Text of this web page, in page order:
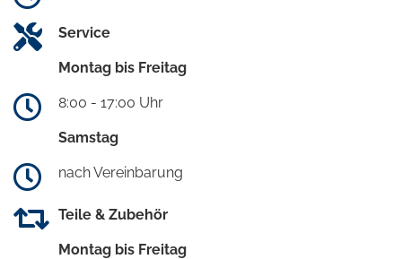
Service
Montag bis Freitag
8:00 - 17:00 Uhr
Samstag
nach Vereinbarung
Teile & Zubehör
Montag bis Freitag